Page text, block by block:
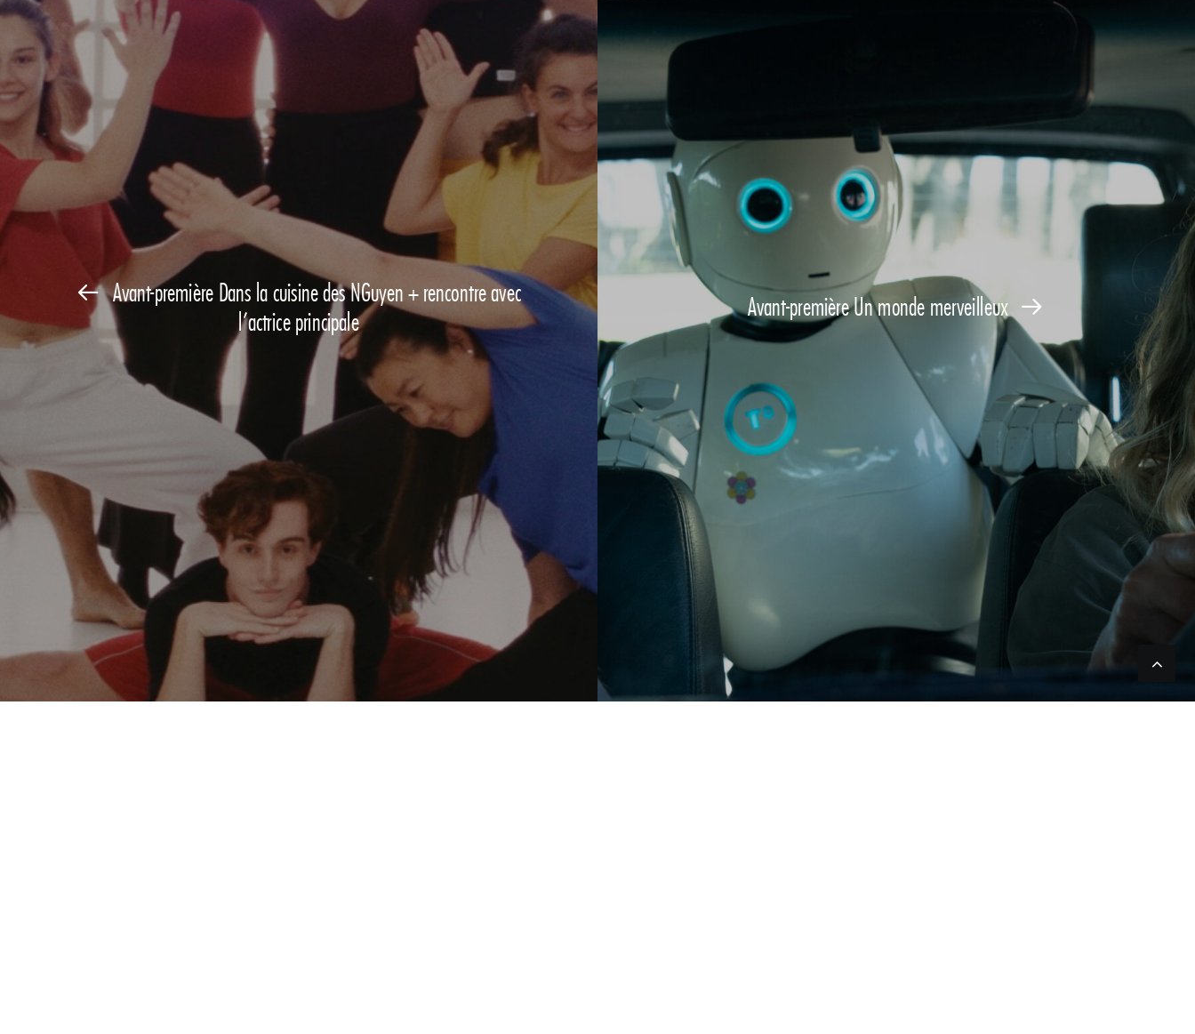
Avant-première Dans la cuisine des NGuyen + rencontre avec
l’actrice principale Avant-première Un monde merveilleux